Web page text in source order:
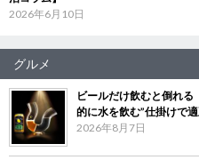
2026年6月10日
グルメ
ビールだけ飲むと倒れ
的に水を飲む”仕掛けで
2026年8月7日